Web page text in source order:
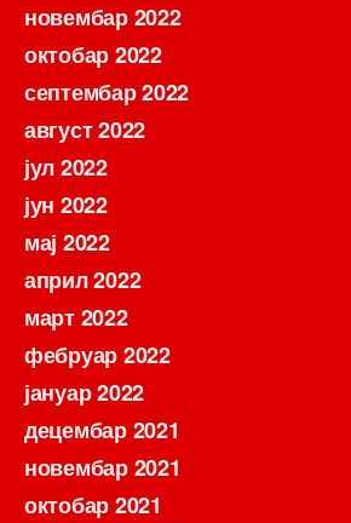
новембар 2022
октобар 2022
септембар 2022
август 2022
јул 2022
јун 2022
мај 2022
април 2022
март 2022
фебруар 2022
јануар 2022
децембар 2021
новембар 2021
октобар 2021